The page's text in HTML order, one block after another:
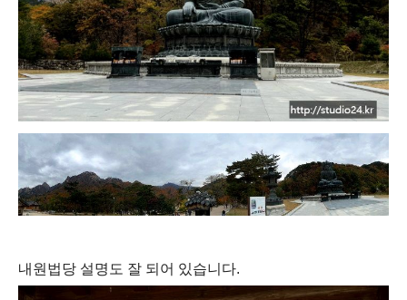
내원법당 설명도 잘 되어 있습니다.